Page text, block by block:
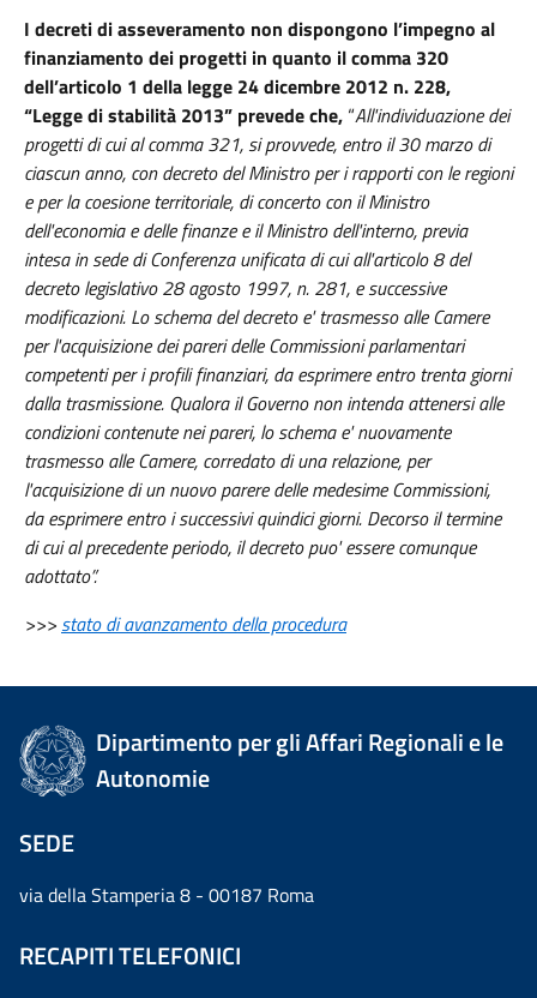
I decreti di asseveramento non dispongono l’impegno al
finanziamento dei progetti in quanto il comma 320
dell’articolo 1 della legge 24 dicembre 2012 n. 228,
“Legge di stabilità 2013” prevede che, “All'individuazione dei
progetti di cui al comma 321, si provvede, entro il 30 marzo di
ciascun anno, con decreto del Ministro per i rapporti con le regioni
e per la coesione territoriale, di concerto con il Ministro
dell'economia e delle finanze e il Ministro dell'interno, previa
intesa in sede di Conferenza unificata di cui all'articolo 8 del
decreto legislativo 28 agosto 1997, n. 281, e successive
modificazioni. Lo schema del decreto e' trasmesso alle Camere
per l'acquisizione dei pareri delle Commissioni parlamentari
competenti per i profili finanziari, da esprimere entro trenta giorni
dalla trasmissione. Qualora il Governo non intenda attenersi alle
condizioni contenute nei pareri, lo schema e' nuovamente
trasmesso alle Camere, corredato di una relazione, per
l'acquisizione di un nuovo parere delle medesime Commissioni,
da esprimere entro i successivi quindici giorni. Decorso il termine
di cui al precedente periodo, il decreto puo' essere comunque
adottato”.
>>> stato di avanzamento della procedura
Dipartimento per gli Affari Regionali e le
Autonomie
SEDE
via della Stamperia 8 - 00187 Roma
RECAPITI TELEFONICI